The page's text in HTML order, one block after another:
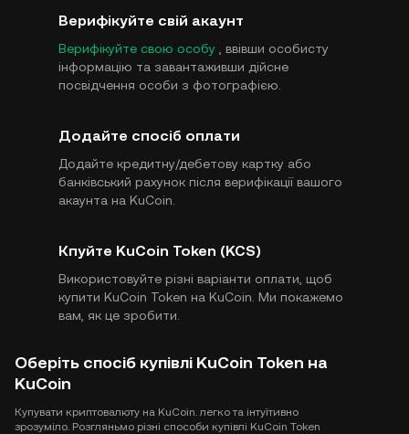
Верифікуйте свій акаунт
Верифікуйте свою особу
, ввівши особисту
інформацію та завантаживши дійсне
посвідчення особи з фотографією.
Додайте спосіб оплати
Додайте кредитну/дебетову картку або
банківський рахунок після верифікації вашого
акаунта на KuCoin.
Кпуйте KuCoin Token (KCS)
Використовуйте різні варіанти оплати, щоб
купити KuCoin Token на KuCoin. Ми покажемо
вам, як це зробити.
Оберіть спосіб купівлі KuCoin Token на
KuCoin
Купувати криптовалюту на KuCoin. легко та інтуїтивно
зрозуміло. Розгляньмо різні способи купівлі KuCoin Token